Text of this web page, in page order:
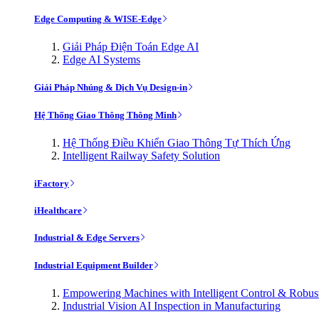
Edge Computing & WISE-Edge
Giải Pháp Điện Toán Edge AI
Edge AI Systems
Giải Pháp Nhúng & Dịch Vụ Design-in
Hệ Thống Giao Thông Thông Minh
Hệ Thống Điều Khiển Giao Thông Tự Thích Ứng
Intelligent Railway Safety Solution
iFactory
iHealthcare
Industrial & Edge Servers
Industrial Equipment Builder
Empowering Machines with Intelligent Control &
Industrial Vision AI Inspection in Manufacturing